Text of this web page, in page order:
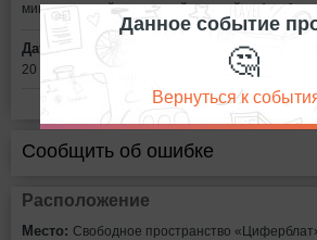
минуту; третий, четвертый и пятый — 1 рубль
Дата:
20 октября в 19:00
Сообщить об ошибке
Расположение
Место: Свободное пространство
Данное событие
🤔
Вернуться к